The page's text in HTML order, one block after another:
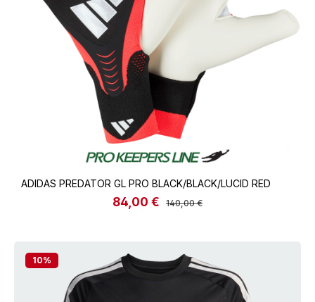
ADIDAS PREDATOR GL PRO BLACK/BLACK/LUCID RED
Verkaufspreis:
84,00 € Regulärer Preis:
140,00 €
10%